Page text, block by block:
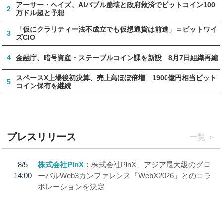
2
アーサー・ヘイズ、AIバブル崩壊と政府救済でビットコイン100
万ドル超と予想
3
「仮にクラリティー法不成立でも仮想通貨は前進」＝ビットワイ
ズCIO
4 金融庁、暗号資産・ステーブルコイン課を新設 8月7日組織再編
5
スペースX上場後初決算、売上高ほぼ倍増 1900億円相当ビット
コイン保有を継続
プレスリリース 一覧
8/5
14:00
株式会社PlnX
株式会社PlnX、アジア最大級のグロ
ーバルWeb3カンファレンス「WebX2026」とのコラ
ボレーションを決定